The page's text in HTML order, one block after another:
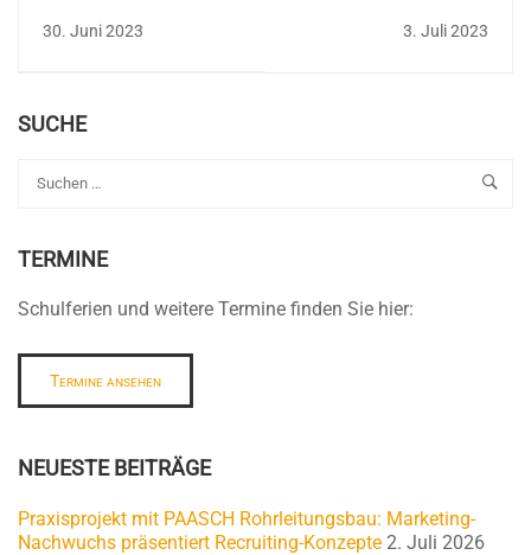
am BBZ in Eckernförde
30. Juni 2023
gemeinsam in Angeln
3. Juli 2023
SUCHE
TERMINE
Schulferien und weitere Termine finden Sie hier:
Termine ansehen
NEUESTE BEITRÄGE
Praxisprojekt mit PAASCH Rohrleitungsbau: Marketing-
Nachwuchs präsentiert Recruiting-Konzepte 2. Juli 2026